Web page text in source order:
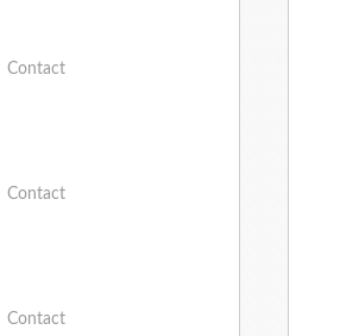
Contact
Contact
Contact